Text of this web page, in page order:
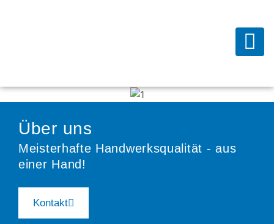
Über uns
Meisterhafte Handwerksqualität - aus
einer Hand!
Kontakt